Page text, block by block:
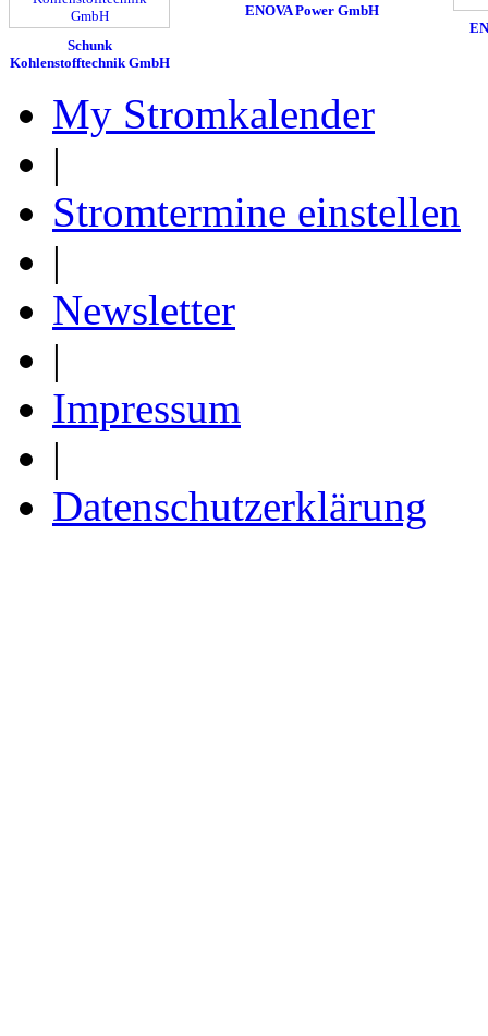
Schunk
Kohlenstofftechnik GmbH
ENOVA Power GmbH
My Stromkalender
|
Stromtermine einstellen
|
Newsletter
|
Impressum
|
Datenschutzerklärung